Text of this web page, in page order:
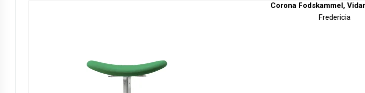
Corona Fodskammel,
Fredericia